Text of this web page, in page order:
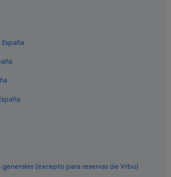
(excepto para reservas de Vrbo)